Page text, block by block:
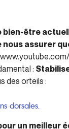
bien-être
assurer
:
des orteils :
dorsales.
un meilleur